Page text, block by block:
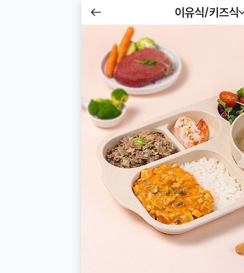
BeBecook
이유식/키즈식
이유식/키즈식